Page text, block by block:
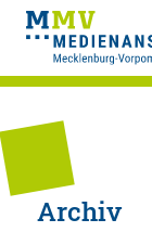
Archiv